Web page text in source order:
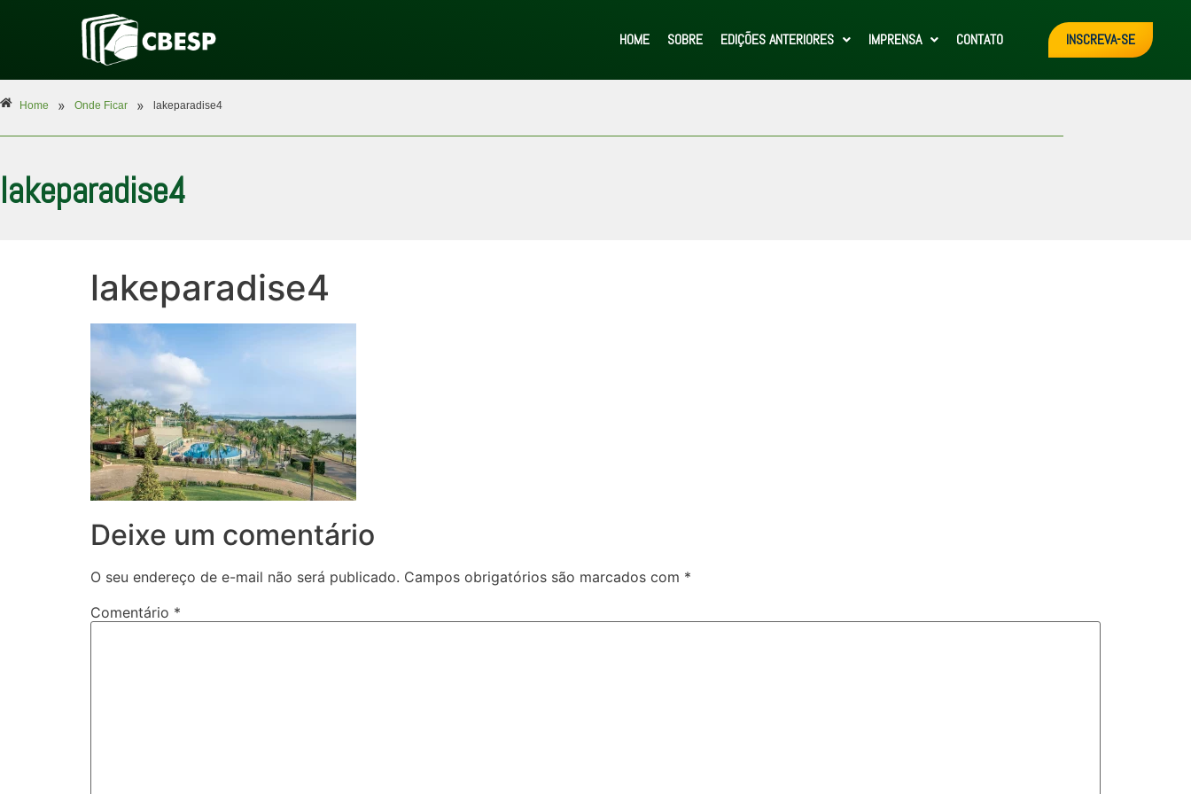
HOME SOBRE EDIÇÕES ANTERIORES IMPRENSA CONTATO INSCREVA-SE
Home » Onde Ficar » lakeparadise4
lakeparadise4
lakeparadise4
Deixe um comentário
O seu endereço de e-mail não será publicado. Campos obrigatórios são marcados com *
Comentário *